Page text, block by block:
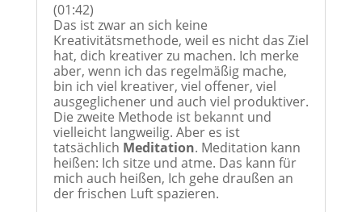
(01:42)
Das ist zwar an sich keine
Kreativitätsmethode, weil es nicht das Ziel
hat, dich kreativer zu machen. Ich merke
aber, wenn ich das regelmäßig mache,
bin ich viel kreativer, viel offener, viel
ausgeglichener und auch viel produktiver.
Die zweite Methode ist bekannt und
vielleicht langweilig. Aber es ist
tatsächlich Meditation. Meditation kann
heißen: Ich sitze und atme. Das kann für
mich auch heißen, Ich gehe draußen an
der frischen Luft spazieren.